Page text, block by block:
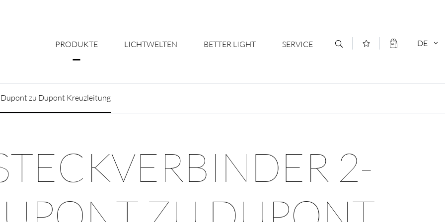
PRODUKTE LICHTWELTEN BETTER LIGHT
Licht nach Maß - Ihr Mehrwert
SERVICE
Downloads & Formulare
DE
zu Dupont Kreuzleitung
2-